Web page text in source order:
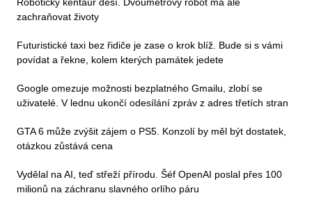
Robotický kentaur děsí. Dvoumetrový robot má ale
zachraňovat životy
Futuristické taxi bez řidiče je zase o krok blíž. Bude si s vámi
povídat a řekne, kolem kterých památek jedete
Google omezuje možnosti bezplatného Gmailu, zlobí se
uživatelé. V lednu ukončí odesílání zpráv z adres třetích stran
GTA 6 může zvýšit zájem o PS5. Konzolí by měl být dostatek,
otázkou zůstává cena
Vydělal na AI, teď střeží přírodu. Šéf OpenAI poslal přes 100
milionů na záchranu slavného orlího páru